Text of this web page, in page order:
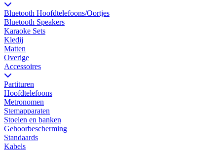
Bluetooth Hoofdtelefoons/Oortjes
Bluetooth Speakers
Karaoke Sets
Kledij
Matten
Overige
Accessoires
Partituren
Hoofdtelefoons
Metronomen
Stemapparaten
Stoelen en banken
Gehoorbescherming
Standaards
Kabels